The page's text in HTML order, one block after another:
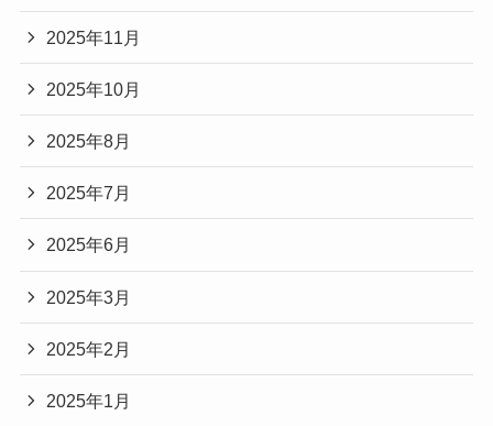
2025年11月
2025年10月
2025年8月
2025年7月
2025年6月
2025年3月
2025年2月
2025年1月